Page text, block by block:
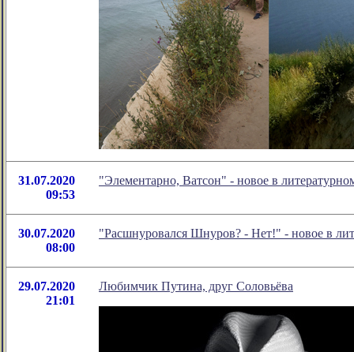
31.07.2020
09:53
"Элементарно, Ватсон" - новое в
30.07.2020
08:00
"Расшнуровался Шнуров? - Нет!" - новое в
29.07.2020
21:01
Любимчик Путина, друг Соловьёва